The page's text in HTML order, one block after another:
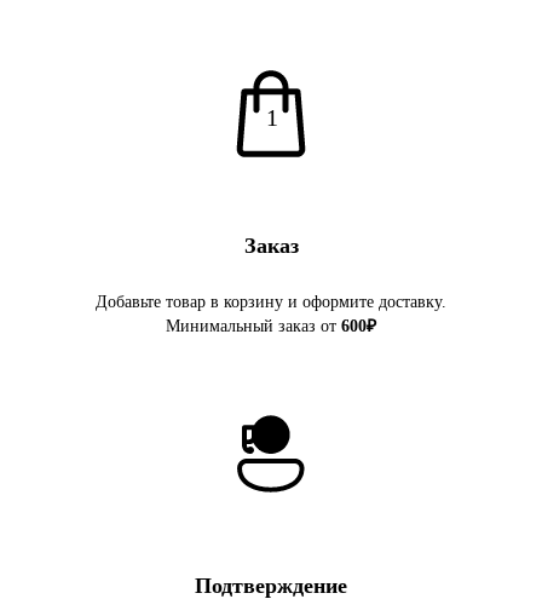
Заказ
Добавьте товар в корзину и оформите доставку.
Минимальный заказ от 600₽
Подтверждение